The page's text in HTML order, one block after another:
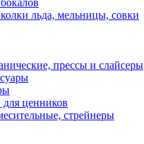
льда, мельницы, совки
прессы и слайсеры
ценников
стрейнеры